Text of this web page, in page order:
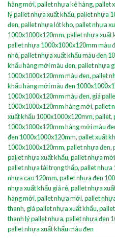
hàng mới,pallet nhựa kê hàng,pallet
lý pallet nhựa xuất khẩu,pallet nhựa
đen,pallet nhựa lót kho,pallet nhựa
1000x1000x120mm,pallet nhựa xuất
pallet nhựa 1000x1000x120mm màu
nhỏ,pallet nhựa xuất khẩu màu đen
khẩu hàng mới màu đen,pallet nhựa
1000x1000x120mm màu đen,pallet
khẩu hàng mới màu đen
1000x1000x120mm màu đen, giá
1000x1000x120mm hàng mới,pallet
xuất khẩu 1000x1000x120mm,pallet,
1000x1000x120mm hàng mới màu
đen 1000x1000x120mm,pallet xuất
1000x1000x120mm,pallet nhựa đen,
pallet nhựa xuất khẩu,pallet nhựa
pallet nhựa tải trọng thấp,pallet nhựa
nhựa cao 120mm,pallet nhựa đen
nhựa xuất khẩu giá rẻ,pallet nhựa
hàng mới,pallet nhựa mới,pallet
thanh, giá pallet nhựa xuất khẩu,
thanh lý pallet nhựa,pallet nhựa đen
pallet nhựa xuất khẩu màu đen